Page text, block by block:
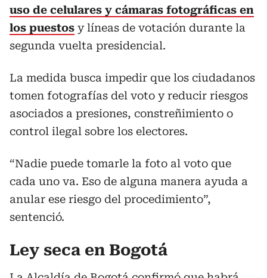
uso de celulares y cámaras fotográficas en
los puestos y líneas de votación durante la
segunda vuelta presidencial.
La medida busca impedir que los ciudadanos
tomen fotografías del voto y reducir riesgos
asociados a presiones, constreñimiento o
control ilegal sobre los electores.
“Nadie puede tomarle la foto al voto que
cada uno va. Eso de alguna manera ayuda a
anular ese riesgo del procedimiento”,
sentenció.
Ley seca en Bogotá